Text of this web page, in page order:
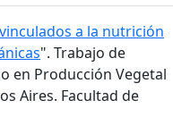
a la nutrición
". Trabajo de
en Producción Vegetal
Aires. Facultad de